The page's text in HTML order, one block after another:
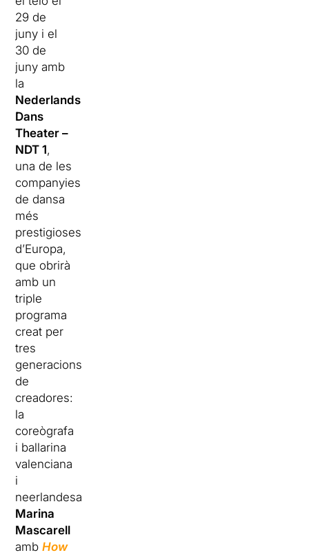
29 de
juny i el
30 de
juny amb
la
Nederlands
Dans
Theater –
NDT 1,
una de les
companyies
de dansa
més
prestigioses
d’Europa,
que obrirà
amb un
triple
programa
creat per
tres
generacions
de
creadores:
la
coreògrafa
i ballarina
valenciana
i
neerlandesa
Marina
Mascarell
ambHow